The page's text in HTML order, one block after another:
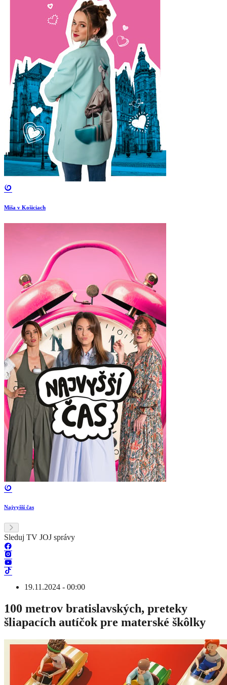
Miša v Košiciach
Najvyšší čas
Sleduj TV JOJ správy
19.11.2024 - 00:00
100 metrov bratislavských, preteky
šliapacích autíčok pre materské škôlky